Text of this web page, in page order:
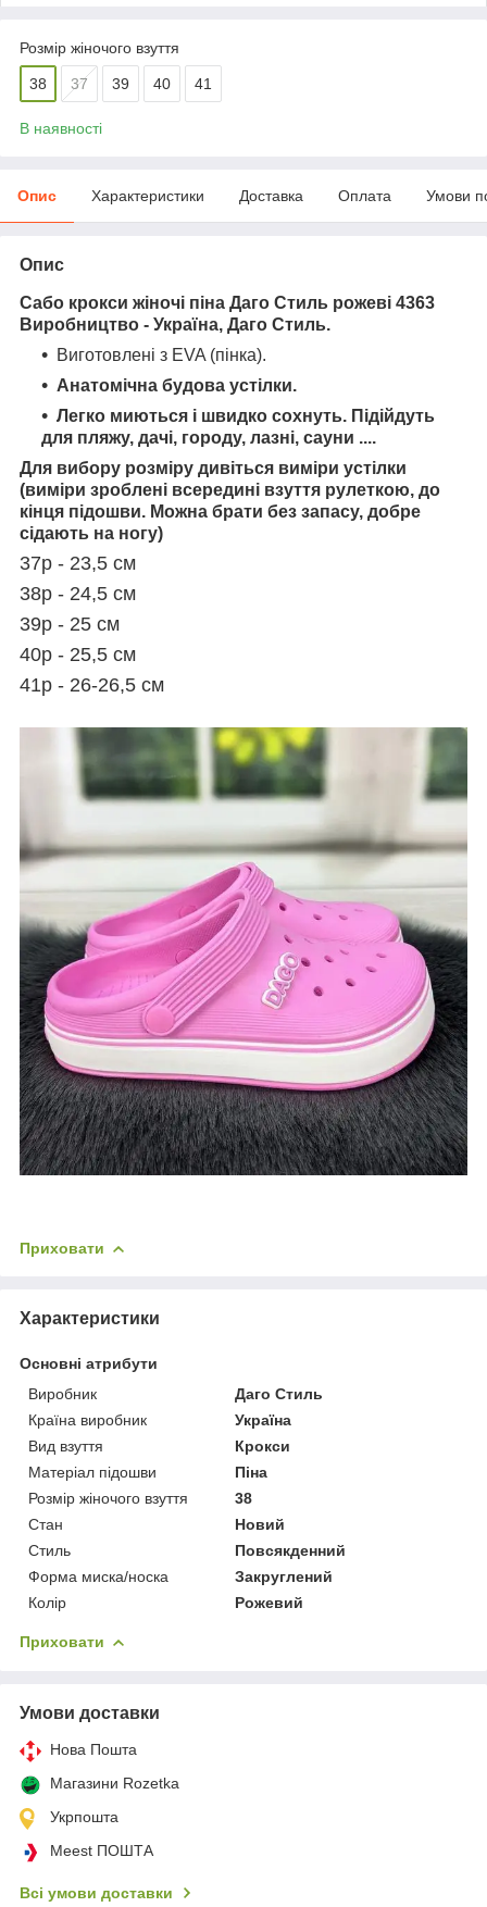
Розмір жіночого взуття
38 37 39 40 41
В наявності
Опис Характеристики Доставка Оплата Умови
Опис
Сабо крокси жіночі піна Даго Стиль рожеві 4363
Виробництво - Україна, Даго Стиль.
Виготовлені з EVA (пінка).
Анатомічна будова устілки.
Легко миються і швидко сохнуть. Підійдуть
для пляжу, дачі, городу, лазні, сауни ....
Для вибору розміру дивіться виміри устілки
(виміри зроблені всередині взуття рулеткою, до
кінця підошви. Можна брати без запасу, добре
сідають на ногу)
37р - 23,5 см
38р - 24,5 см
39р - 25 см
40р - 25,5 см
41р - 26-26,5 см
Приховати
Характеристики
Основні атрибути
Виробник
Даго Стиль
Країна виробник
Україна
Вид взуття
Крокси
Матеріал підошви
Піна
Розмір жіночого взуття
38
Стан
Новий
Стиль
Повсякденний
Форма миска/носка
Закруглений
Колір
Рожевий
Приховати
Умови доставки
Нова Пошта
Магазини Rozetka
Укрпошта
Meest ПОШТА
Всі умови доставки